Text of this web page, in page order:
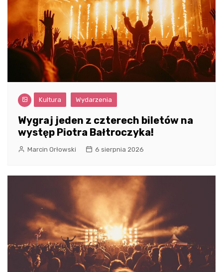
Kultura Wydarzenia
Wygraj jeden z czterech biletów na
występ Piotra Bałtroczyka!
Marcin Orłowski 6 sierpnia 2026